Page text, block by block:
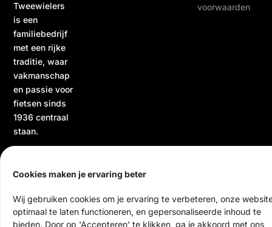
Cookies maken je ervaring beter
Wij gebruiken cookies om je ervaring te verbeteren, onze
optimaal te laten functioneren, en gepersonaliseerde inhoud te
bieden. Door op 'Accepteren' te klikken, ga je akkoord met ons
Tweewielers
is een
familiebedrijf
met een rijke
traditie, waar
vakmanschap
en passie voor
fietsen sinds
1936 centraal
staan.
voorwaarden